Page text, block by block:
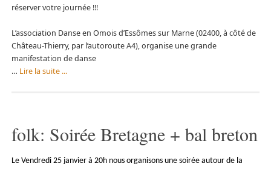
réserver votre journée !!!
L’association Danse en Omois d’Essômes sur Marne (02400, à côté de
Château-Thierry, par l’autoroute A4), organise une grande
manifestation de danse
… Lire la suite ...
folk: Soirée Bretagne + bal breton
Le Vendredi 25 janvier à 20h nous organisons une soirée autour de la